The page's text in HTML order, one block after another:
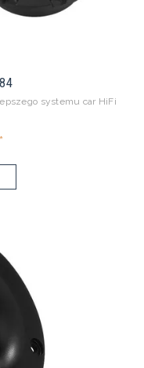
systemu car HiFi